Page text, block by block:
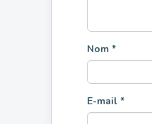
Nom *
E-mail *